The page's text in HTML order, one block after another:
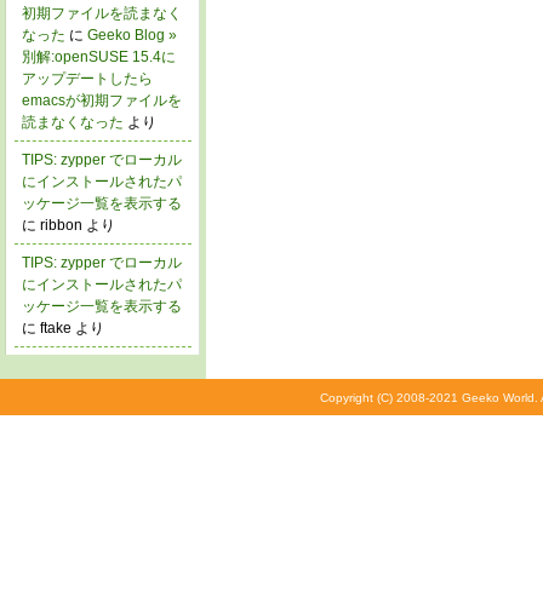
初期ファイルを読まなく
なった に Geeko Blog »
別解:openSUSE 15.4に
アップデートしたら
emacsが初期ファイルを
読まなくなった より
TIPS: zypper でローカル
にインストールされたパ
ッケージ一覧を表示する
に ribbon より
TIPS: zypper でローカル
にインストールされたパ
ッケージ一覧を表示する
に ftake より
Copyright (C) 2008-2021 Geeko